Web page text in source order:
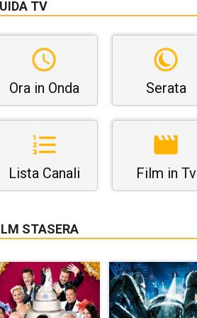
TV
Ora in Onda Serata
Lista Canali Film in Tv
STASERA